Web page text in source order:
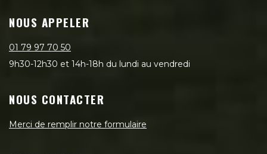
NOUS APPELER
01 79 97 70 50
9h30-12h30 et 14h-18h du lundi au vendredi
NOUS CONTACTER
Merci de remplir notre formulaire